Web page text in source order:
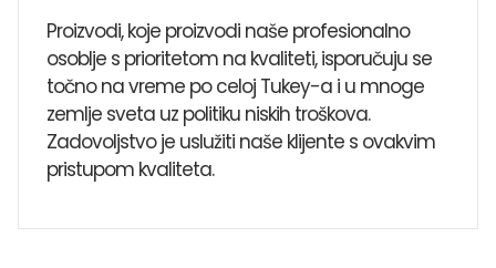
Proizvodi, koje proizvodi naše profesionalno
osoblje s prioritetom na kvaliteti, isporučuju se
točno na vreme po celoj Tukey-a i u mnoge
zemlje sveta uz politiku niskih troškova.
Zadovoljstvo je uslužiti naše klijente s ovakvim
pristupom kvaliteta.